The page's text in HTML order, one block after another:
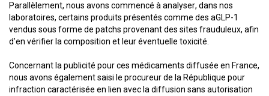
Parallèlement, nous avons commencé à analyser, dans nos
laboratoires, certains produits présentés comme des aGLP-1
vendus sous forme de patchs provenant des sites frauduleux, afin
d’en vérifier la composition et leur éventuelle toxicité.
Concernant la publicité pour ces médicaments diffusée en France,
nous avons également saisi le procureur de la République pour
infraction caractérisée en lien avec la diffusion sans autorisation